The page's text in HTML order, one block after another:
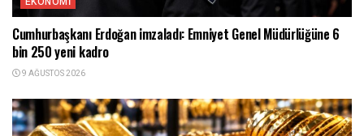
Cumhurbaşkanı Erdoğan imzaladı: Emniyet Genel Müdürlüğüne 6
bin 250 yeni kadro
9 AĞUSTOS 2026